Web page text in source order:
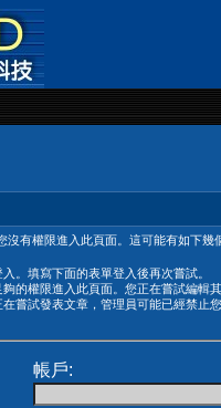
沒有權限進入此頁面。這可能有如下幾
。填寫下面的表單登入後再次嘗試。
夠的權限進入此頁面。您正在嘗試編輯
在嘗試發表文章，管理員可能已經禁止
帳戶: